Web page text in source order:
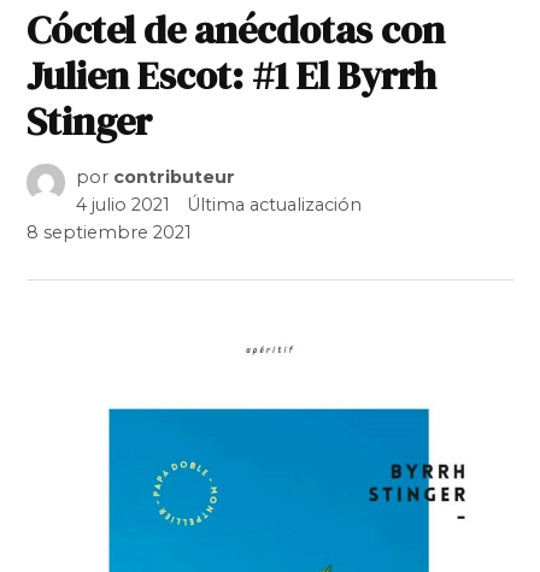
Cóctel de anécdotas con
Julien Escot: #1 El Byrrh
Stinger
por contributeur
4 julio 2021
Última actualización
8 septiembre 2021